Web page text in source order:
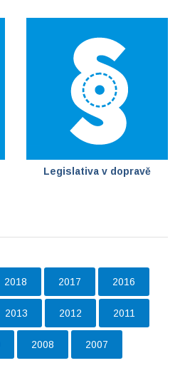
Legislativa v dopravě
2018 2017 2016
2013 2012 2011
2008 2007